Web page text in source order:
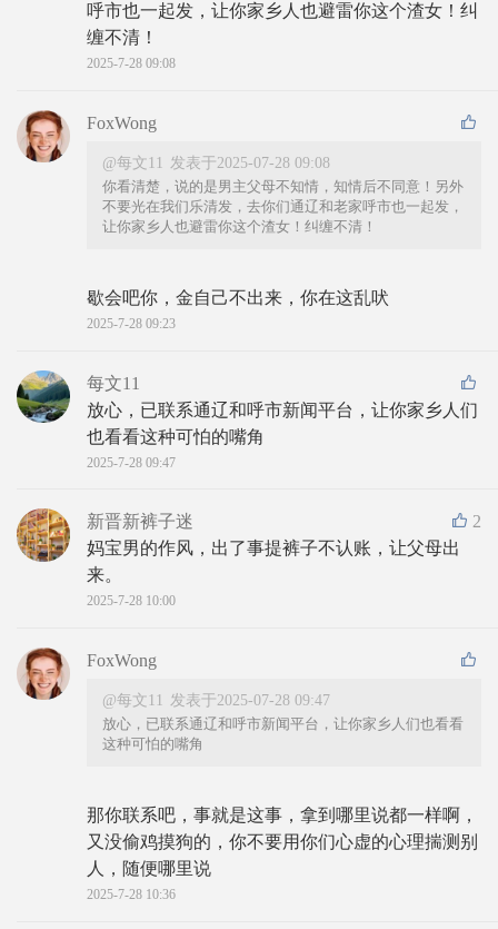
呼市也一起发，让你家乡人也避雷你这个渣女！纠
缠不清！
2025-7-28 09:08
FoxWong
@每文11
发表于2025-07-28 09:08
你看清楚，说的是男主父母不知情，知情后不同意！另外
不要光在我们乐清发，去你们通辽和老家呼市也一起发，
让你家乡人也避雷你这个渣女！纠缠不清！
歇会吧你，金自己不出来，你在这乱吠
2025-7-28 09:23
每文11
放心，已联系通辽和呼市新闻平台，让你家乡人们
也看看这种可怕的嘴角
2025-7-28 09:47
2
新晋新裤子迷
妈宝男的作风，出了事提裤子不认账，让父母出
来。
2025-7-28 10:00
FoxWong
@每文11 发表于2025-07-28 09:47
放心，已联系通辽和呼市新闻平台，让你家乡人们也看看
这种可怕的嘴角
那你联系吧，事就是这事，拿到哪里说都一样啊，
又没偷鸡摸狗的，你不要用你们心虚的心理揣测别
人，随便哪里说
2025-7-28 10:36